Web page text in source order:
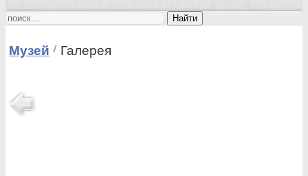
Найти
Музей Галерея